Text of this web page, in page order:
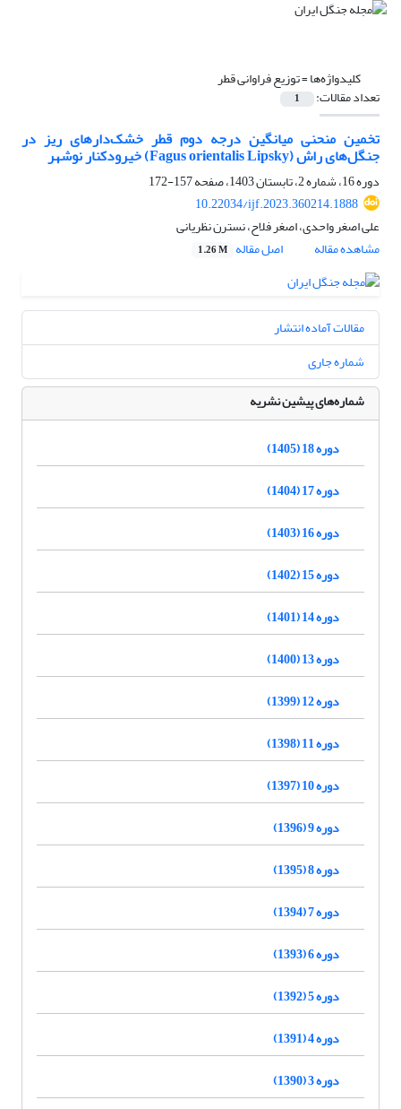
کلیدواژه‌ها =توزیع فراوانی قطر
تعداد مقالات: 1
تخمین منحنی میانگین درجه دوم قطر خشک‌دارهای ریز در
جنگل‌های راش (Fagus orientalis Lipsky) خیرودکنار نوشهر
دوره 16، شماره 2، تابستان 1403، صفحه
157-172
10.22034/ijf.2023.360214.1888
علی اصغر واحدی، اصغر فلاح، نسترن نظریانی
مشاهده مقاله
اصل مقاله 1.26 M
مقالات آماده انتشار
شماره جاری
شماره‌های پیشین نشریه
دوره 18 (1405)
دوره 17 (1404)
دوره 16 (1403)
دوره 15 (1402)
دوره 14 (1401)
دوره 13 (1400)
دوره 12 (1399)
دوره 11 (1398)
دوره 10 (1397)
دوره 9 (1396)
دوره 8 (1395)
دوره 7 (1394)
دوره 6 (1393)
دوره 5 (1392)
دوره 4 (1391)
دوره 3 (1390)